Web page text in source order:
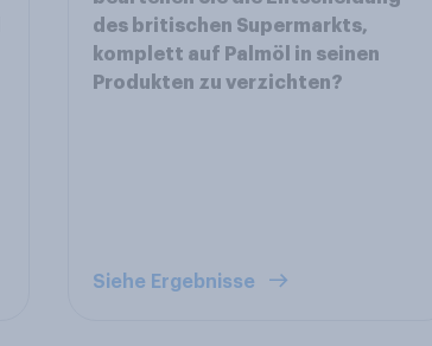
des britischen Supermarkts,
komplett auf Palmöl in seinen
Produkten zu verzichten?
Siehe Ergebnisse